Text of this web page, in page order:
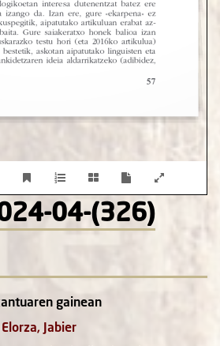
04-(326)
gainean
Jabier